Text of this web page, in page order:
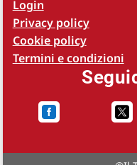
Login
Privacy policy
Cookie policy
Termini e condizioni
 